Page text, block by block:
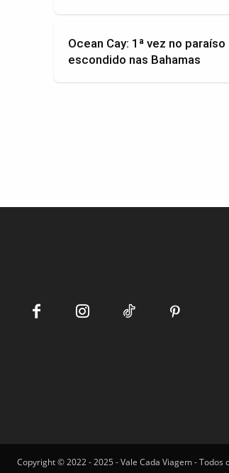
Ocean Cay: 1ª vez no paraíso
escondido nas Bahamas
Copyright © 2022 - 2025 - Vale Cada Viagem - Todos